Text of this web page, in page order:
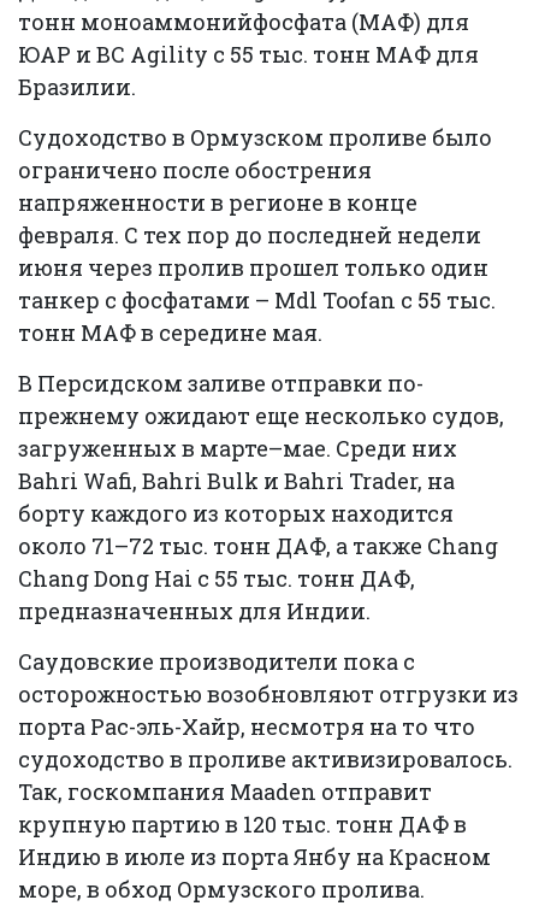
тонн моноаммонийфосфата (МАФ) для
ЮАР и BC Agility с 55 тыс. тонн МАФ для
Бразилии.
Судоходство в Ормузском проливе было
ограничено после обострения
напряженности в регионе в конце
февраля. С тех пор до последней недели
июня через пролив прошел только один
танкер с фосфатами – Mdl Toofan с 55 тыс.
тонн МАФ в середине мая.
В Персидском заливе отправки по-
прежнему ожидают еще несколько судов,
загруженных в марте–мае. Среди них
Bahri Wafi, Bahri Bulk и Bahri Trader, на
борту каждого из которых находится
около 71–72 тыс. тонн ДАФ, а также Chang
Chang Dong Hai с 55 тыс. тонн ДАФ,
предназначенных для Индии.
Саудовские производители пока с
осторожностью возобновляют отгрузки из
порта Рас-эль-Хайр, несмотря на то что
судоходство в проливе активизировалось.
Так, госкомпания Maaden отправит
крупную партию в 120 тыс. тонн ДАФ в
Индию в июле из порта Янбу на Красном
море, в обход Ормузского пролива.